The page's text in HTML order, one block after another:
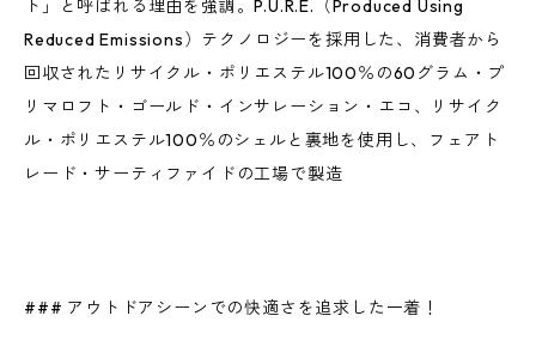
ト」と呼ばれる理由を強調。P.U.R.E.（Produced Using
Reduced Emissions）テクノロジーを採用した、消費者から
回収されたリサイクル・ポリエステル100％の60グラム・プ
リマロフト・ゴールド・インサレーション・エコ、リサイク
ル・ポリエステル100％のシェルと裏地を使用し、フェアト
レード・サーティファイドの工場で製造
### アウトドアシーンでの快適さを追求した一着！